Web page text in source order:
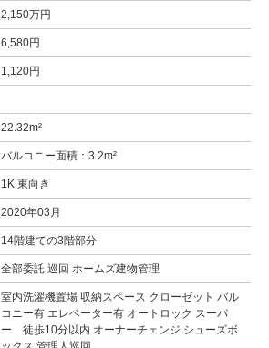
2,150万円
6,580円
1,120円
22.32m²
バルコニー面積：3.2m²
1K 東向き
2020年03月
14階建ての3階部分
全部委託 巡回 ホームズ建物管理
室内洗濯機置場 収納スペース クローゼット バル
コニー有 エレベーター有 オートロック スーパ
ー 徒歩10分以内 オーナーチェンジ シューズボ